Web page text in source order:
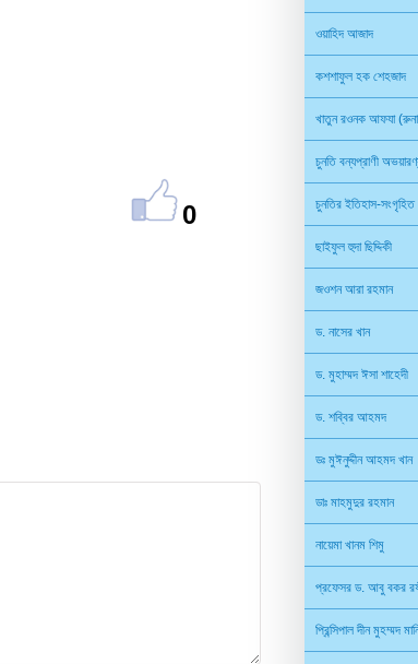
0
ওয়াহিদ আজাদ
কশশাফুল হক শেহজাদ
খাতুন রওনক আফযা
চুনতি বন্যপ্রাণী
চুনতির ইতিহাস-সংগৃহিত
ছাইফুল হুদা ছিদ্দিকী
জওশন আরা রহমান
ড. নাসের খান
ড. মুহাম্মদ ঈসা শাহেদী
ড. শব্বির আহমদ
ডঃ মুঈনুদ্দীন আহমদ খান
ডাঃ মাহমুদুর রহমান
নায়েমা খানম শিমু
প্রফেসর ড. আবু বকর
প্রিন্সিপাল দীন মুহম্মদ